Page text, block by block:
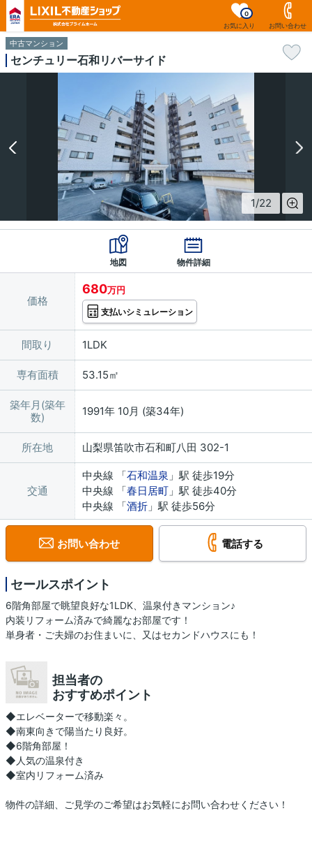
お気に入り
0
お問い合わせ
中古マンション
センチュリー石和リバーサイド
1/22
地図 物件詳細
価格
680万円
支払いシミュレーション
間取り 1LDK
専有面積 53.15㎡
築年月(築年
数)
1991年 10月 (築34年)
所在地 山梨県笛吹市石和町八田 302-1
交通
中央線 「石和温泉 」駅 徒歩19分
中央線 「春日居町 」駅 徒歩40分
中央線 「酒折 」駅 徒歩56分
お問い合わせ 電話する
セールスポイント
6階角部屋で眺望良好な1LDK、温泉付きマンション♪
内装リフォーム済みで綺麗なお部屋です！
単身者・ご夫婦のお住まいに、又はセカンドハウスにも！
担当者の
おすすめポイント
◆エレベーターで移動楽々。
◆南東向きで陽当たり良好。
◆6階角部屋！
◆人気の温泉付き
◆室内リフォーム済み
物件の詳細、ご見学のご希望はお気軽にお問い合わせください！